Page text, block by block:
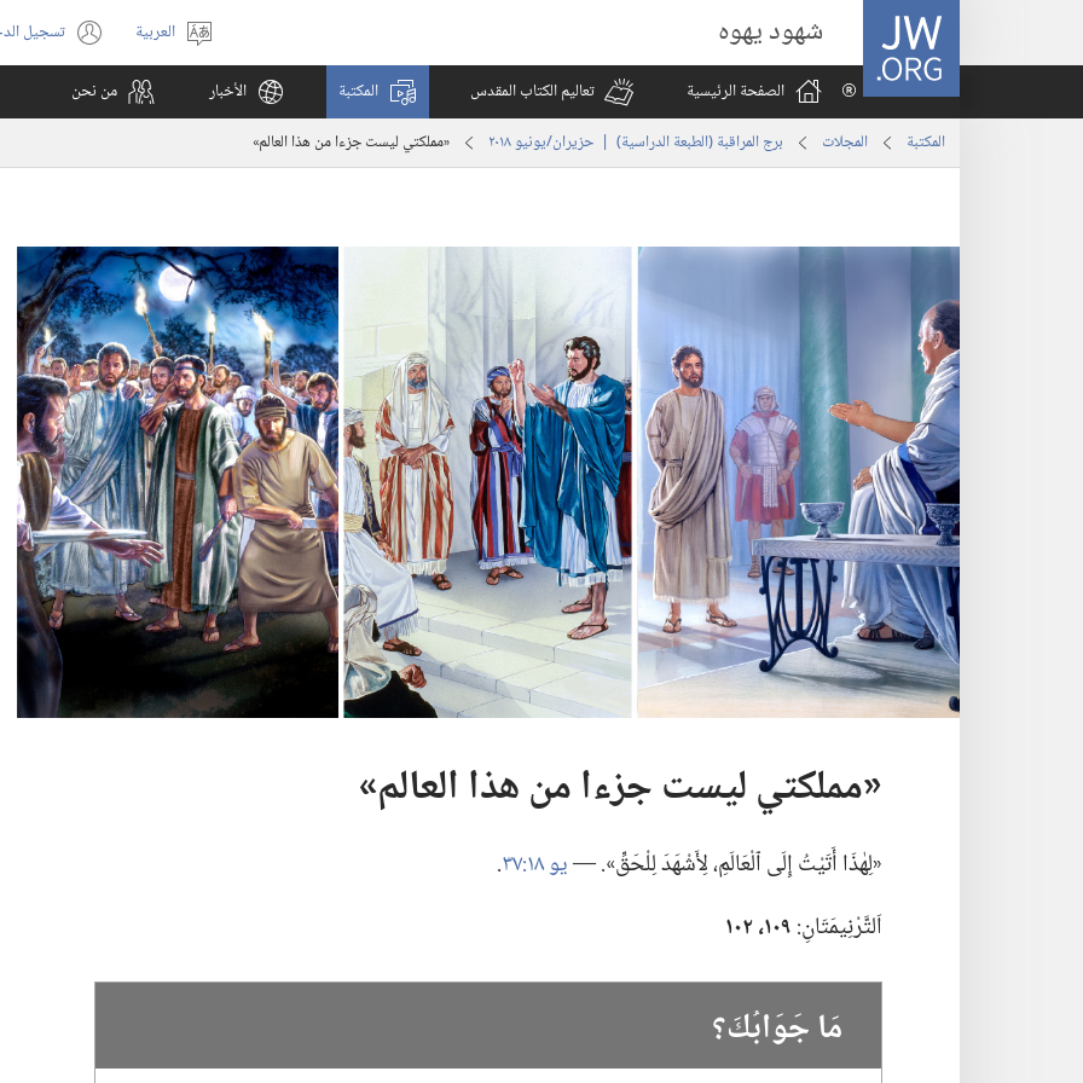
JW.ORG شهود يهوه
اختر
اللغة
العربية تسجيل(يفتح
نافذة
الصفحة الرئيسية
تعاليم الكتاب المقدس المكتبة الأخبار من نحن
المكتبة المجلات برج المراقبة (‏الطبعة الدراسية)‏ | ‏‎حزيران/يونيو‏ ‏‎٢٠١٨‏ ‏«مملكتي ليست جزءا من هذا العالم»‏
‏«مملكتي ليست جزءا من هذا العالم»‏
‏«لِهٰذَا أَتَيْتُ إِلَى ٱلْعَالَمِ،‏ لِأَشْهَدَ لِلْحَقِّ».‏ —‏يو ١٨:‏٣٧
‏.‏
اَلتَّرْنِيمَتَانِ:‏١٠٩،‏ ١٠٢
مَا جَوَابُكَ؟‏